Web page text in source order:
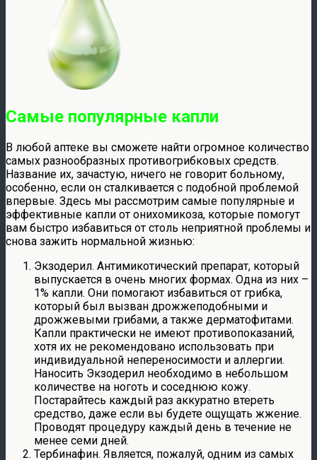
Самые популярные капли
В любой аптеке вы сможете найти огромное количество
самых разнообразных противогрибковых средств.
Название их, зачастую, ничего не говорит больному,
особенно, если он сталкивается с подобной проблемой
впервые. Здесь мы рассмотрим самые популярные и
эффективные капли от онихомикоза, которые помогут
вам быстро избавиться от столь неприятной проблемы и
снова зажить нормальной жизнью:
Экзодерил. Антимикотический препарат, который
выпускается в очень многих формах. Одна из них –
1% капли. Они помогают избавиться от грибка,
который был вызван дрожжеподобными и
дрожжевыми грибами, а также дерматофитами.
Капли практически не имеют противопоказаний,
хотя их не рекомендовано использовать при
индивидуальной непереносимости и аллергии.
Наносить Экзодерил необходимо в небольшом
количестве на ноготь и соседнюю кожу.
Постарайтесь каждый раз аккуратно втереть
средство, даже если вы будете ощущать жжение.
Проводят процедуру каждый день в течение не
менее семи дней.
Тербинафин. Является, пожалуй, одним из самых